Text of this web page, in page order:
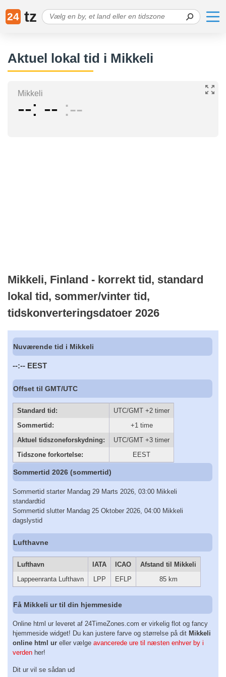
24 tz
Aktuel lokal tid i Mikkeli
Mikkeli
-- -- --
Mikkeli, Finland - korrekt tid, standard
lokal tid, sommer/vinter tid,
tidskonverteringsdatoer 2026
Nuværende tid i Mikkeli
--:-- EEST
Offset til GMT/UTC
Standard tid:
UTC/GMT +2 timer
Sommertid:
+1 time
Aktuel tidszoneforskydning:
UTC/GMT +3 timer
Tidszone forkortelse:
EEST
Sommertid 2026 (sommertid)
Sommertid starter Mandag 29 Marts 2026, 03:00 Mikkeli
standardtid
Sommertid slutter Mandag 25 Oktober 2026, 04:00 Mikkeli
dagslystid
Lufthavne
Lufthavn IATA ICAO
Afstand til Mikkeli
Lappeenranta Lufthavn
LPP EFLP 85 km
Få Mikkeli ur til din hjemmeside
Online html ur leveret af 24TimeZones.com er virkelig flot og fancy
hjemmeside widget! Du kan justere farve og størrelse på dit Mikkeli
online html ur eller vælge avancerede ure til næsten enhver by i
verden her!
Dit ur vil se sådan ud